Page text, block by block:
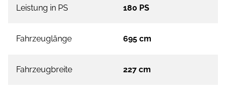
Leistung in PS 180 PS
Fahrzeuglänge 695 cm
Fahrzeugbreite 227 cm